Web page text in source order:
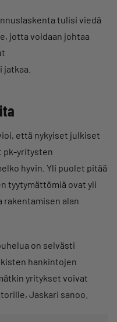
tulisi viedä
jotta voidaan johtaa
että nykyiset julkiset
pk-yritysten
hyvin. Yli puolet pitää
tyytymättömiä ovat yli
rakentamisen alan
on selvästi
hankintojen
yritykset voivat
Jaskari sanoo.